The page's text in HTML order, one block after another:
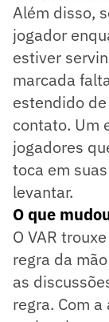
Além disso,
jogador
estiver
marcada
estendido
contato. Um
jogadores
toca em
levantar​.
O que
O VAR
regra da
as
regra. Com